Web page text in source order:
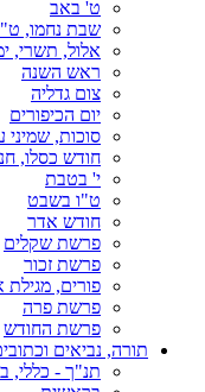
ט' באב
שבת נחמו,
אלול, תשרי,
ראש השנה
צום גדליה
יום הכיפורים
סוכות, שמיני
חודש כסלו,
י' בטבת
ט"ו בשבט
חודש אדר
פרשת שקלים
פרשת זכור
פורים,
פרשת פרה
פרשת החודש
תורה, נביאים
תנ"ך - כללי,